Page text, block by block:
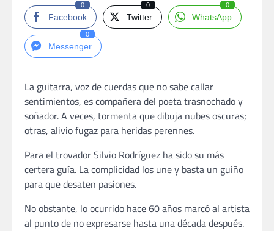
Facebook
0
Twitter
0
WhatsApp
0
Messenger
0
La guitarra, voz de cuerdas que no sabe callar
sentimientos, es compañera del poeta trasnochado y
soñador. A veces, tormenta que dibuja nubes oscuras;
otras, alivio fugaz para heridas perennes.
Para el trovador Silvio Rodríguez ha sido su más
certera guía. La complicidad los une y basta un guiño
para que desaten pasiones.
No obstante, lo ocurrido hace 60 años marcó al artista
al punto de no expresarse hasta una década después.